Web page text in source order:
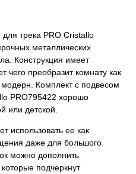
трека PRO Cristallo
металлических
Конструкция имеет
чего преобразит комнату как
модерн. Комплект с подвесом
PRO795422 хорошо
или детской.
использовать ее как
даже для большого
можно дополнить
подчеркнут